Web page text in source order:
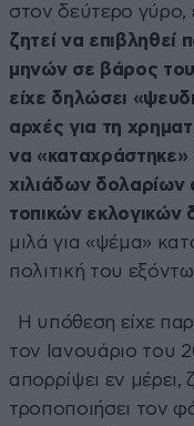
στον δεύτερο γύρο,
ζητεί να επιβληθεί
μηνών σε βάρος του
είχε δηλώσει
αρχές για τη
να
χιλιάδων
τοπικών εκλογικών
μιλά για «ψέμα»
πολιτική του
Η υπόθεση είχε
τον Ιανουάριο του
απορρίψει εν
τροποποιήσει τον